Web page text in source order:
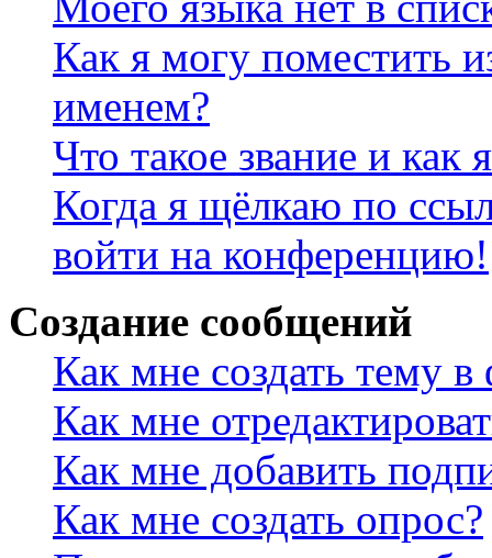
Как я могу поместить
именем?
Что такое звание и как
Когда я щёлкаю по
войти на конференцию!
Создание сообщений
Как мне создать тему
Как мне
Как мне добавить
Как мне создать опрос?